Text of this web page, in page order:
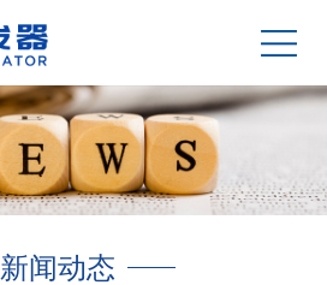
新闻动态